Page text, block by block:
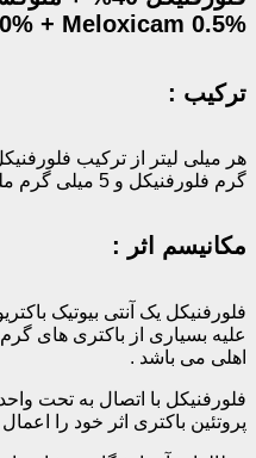
+ Meloxicam 0.5%
ترکیب :
گرم فلورفنیکل و 5 میلی گرم ملوکسیکام می باشد .
مکانیسم اثر :
فلورفنیکل یک آنتی بیوتیک
علیه بسیاری از باکتری های
اهلی می باشد .
پروتئین باکتری اثر خود را